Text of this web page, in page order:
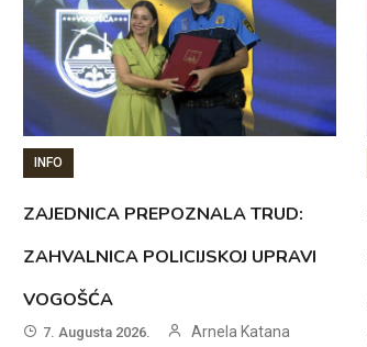
INFO
ZAJEDNICA PREPOZNALA TRUD:
ZAHVALNICA POLICIJSKOJ UPRAVI
VOGOŠĆA
7. Augusta 2026. Arnela Katana